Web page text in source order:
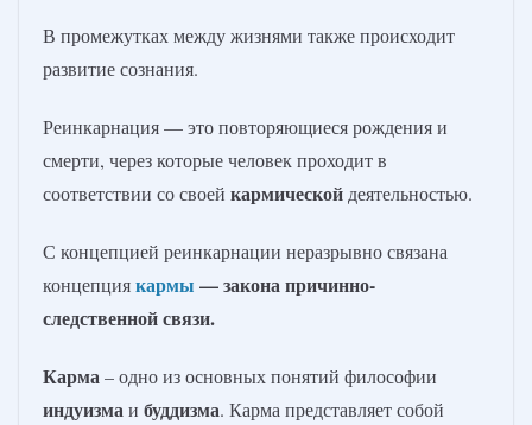
В промежутках между жизнями также происходит
развитие сознания.
Реинкарнация — это повторяющиеся рождения и
смерти, через которые человек проходит в
соответствии со своей кармическойдеятельностью.
С концепцией реинкарнации неразрывно связана
концепциякармы — закона причинно-
следственной связи.
Карма– одно из основных понятий философии
индуизмаи буддизма. Карма представляет собой